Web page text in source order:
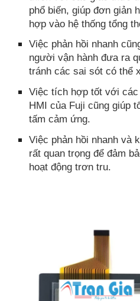
phổ biến, giúp đơn giản
hợp vào hệ thống tổng
Việc phản hồi nhanh
người vận hành đưa ra
tránh các sai sót có thể
Việc tích hợp tốt với các
HMI của Fuji cũng giúp
tấm cảm ứng.
Việc phản hồi nhanh và
rất quan trọng để đảm
hoạt động trơn tru.